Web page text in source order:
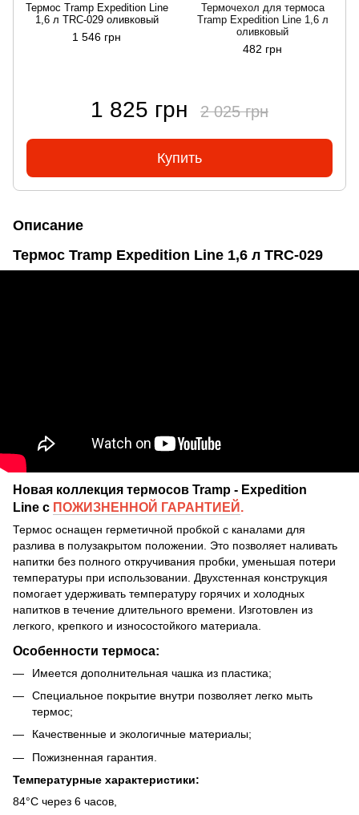
Термос Tramp Expedition Line
1,6 л TRC-029 оливковый
1 546 грн
Термочехол для термоса
Tramp Expedition Line 1,6 л
оливковый
482 грн
1 825 грн 2 025 грн
Купить
Описание
Термос Tramp Expedition Line 1,6 л TRC-029
Новая коллекция термосов Tramp - Expedition
Line с ПОЖИЗНЕННОЙ ГАРАНТИЕЙ.
Термос оснащен герметичной пробкой с каналами для
разлива в полузакрытом положении. Это позволяет наливать
напитки без полного откручивания пробки, уменьшая потери
температуры при использовании. Двухстенная конструкция
помогает удерживать температуру горячих и холодных
напитков в течение длительного времени. Изготовлен из
легкого, крепкого и износостойкого материала.
Особенности термоса:
Имеется дополнительная чашка из пластика;
Специальное покрытие внутри позволяет легко мыть
термос;
Качественные и экологичные материалы;
Пожизненная гарантия.
Температурные характеристики:
84°С через 6 часов,